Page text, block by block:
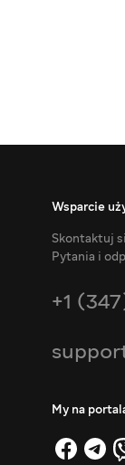
Wsparcie
Skontaktuj
Pytania i
+1
My na